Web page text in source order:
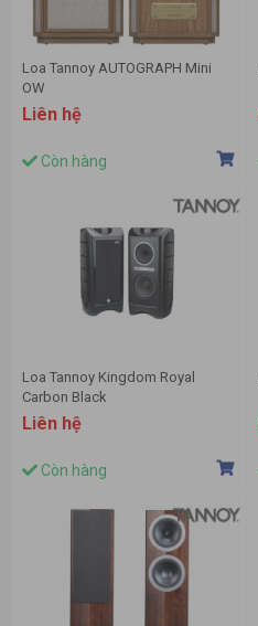
Loa Tannoy AUTOGRAPH Mini
OW
Liên hệ
Còn hàng
Loa Tannoy Kingdom Royal
Carbon Black
Liên hệ
Còn hàng